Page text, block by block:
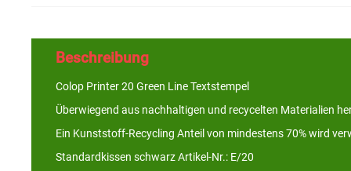
Beschreibung
Colop Printer 20 Green Line Textstempel
Überwiegend aus nachhaltigen und recycelten Materialien
Ein Kunststoff-Recycling Anteil von mindestens 70% wird
Standardkissen schwarz Artikel-Nr.: E/20